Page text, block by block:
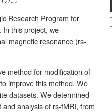
Research Program for
In this project, we
magnetic resonance (rs-
method for modification of
improve this method. We
datasets. We determined
analysis of rs-fMRI, from